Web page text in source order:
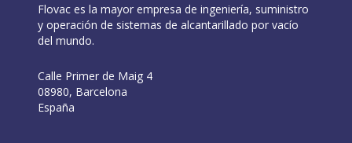
Flovac es la mayor empresa de ingeniería, suministro
y operación de sistemas de alcantarillado por vacío
del mundo.
Calle Primer de Maig 4
08980, Barcelona
España